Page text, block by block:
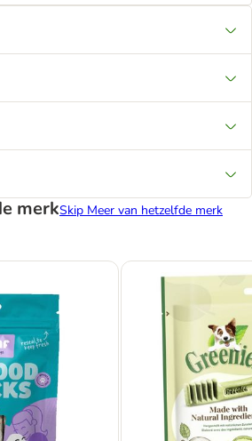
merkSkip Meer van hetzelfde merk